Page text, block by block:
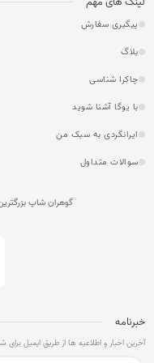
پیگیری سفارش
بلاگ
چاکرا شناسی
با یوگا آشنا شوید
ایرانگردی به سبک من
سوالات متداول
گوهران شاپ
خبرنامه
آخرین اخبار و اطلاعیه ها از طریق ایمیل